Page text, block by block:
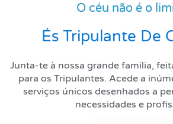
O céu não é o
És Tripulante De
Junta-te à nossa grande família,
para os Tripulantes. Acede a
serviços únicos desenhados a
necessidades e